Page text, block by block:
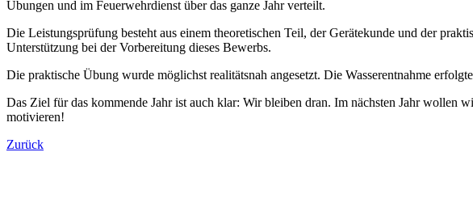
Übungen und im Feuerwehrdienst über das ganze Jahr verteilt.
Die Leistungsprüfung besteht aus einem theoretischen Teil, der Gerätekunde und der
Unterstützung bei der Vorbereitung dieses Bewerbs.
Die praktische Übung wurde möglichst realitätsnah angesetzt. Die Wasserentnahme
Das Ziel für das kommende Jahr ist auch klar: Wir bleiben dran. Im nächsten Jahr wollen
motivieren!
Zurück